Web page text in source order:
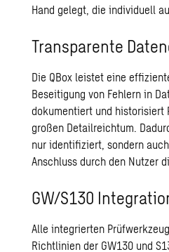
Hand gelegt, die individuell
Transparente
Die QBox leistet eine
Beseitigung von Fehlern in
dokumentiert und historisiert
großen Detailreichtum.
nur identifiziert, sondern
Anschluss durch den Nutzer
GW/S130
Alle integrierten
Richtlinien der GW130 und